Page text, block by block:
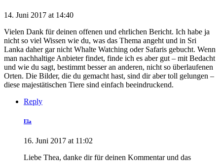
14. Juni 2017 at 14:40
Vielen Dank für deinen offenen und ehrlichen Bericht. Ich habe ja
nicht so viel Wissen wie du, was das Thema angeht und in Sri
Lanka daher gar nicht Whalte Watching oder Safaris gebucht. Wenn
man nachhaltige Anbieter findet, finde ich es aber gut – mit Bedacht
und wie du sagt, bestimmt besser an anderen, nicht so überlaufenen
Orten. Die Bilder, die du gemacht hast, sind dir aber toll gelungen –
diese majestätischen Tiere sind einfach beeindruckend.
Reply
Ela
16. Juni 2017 at 11:02
Liebe Thea, danke dir für deinen Kommentar und das